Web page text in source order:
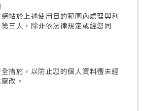
站於上述使用目的範圍內處理與利
三人，除非依法律規定或經您同
措施，以防止您的個人資料遭未經
改。